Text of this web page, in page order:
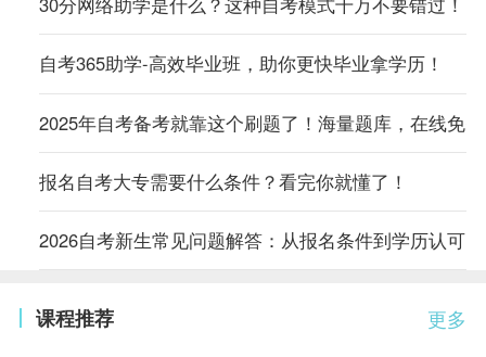
自考365助学-高效毕业班，助你更快毕业拿学历！
2025年自考备考就靠这个刷题了！海量题库，在线免
报名自考大专需要什么条件？看完你就懂了！
2026自考新生常见问题解答：从报名条件到学历认可
更多
课程推荐